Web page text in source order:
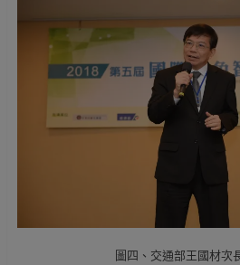
圖四、交通部王國材次